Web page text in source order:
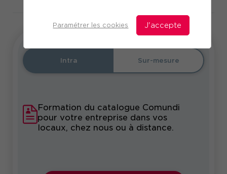
Paramétrer les cookies J'accepte
Intra Sur-mesure
Formation du catalogue Comundi
pour votre entreprise dans vos
locaux, chez nous ou à distance.